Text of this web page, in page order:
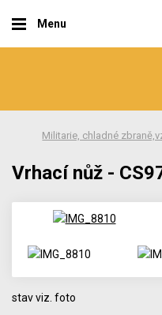
Menu
Militarie, chladné
Vrhací nůž -
stav viz. foto